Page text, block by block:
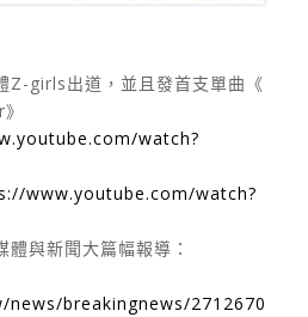
Z-girls出道，並且發首支單曲《
watch?
www.youtube.com/watch?
與新聞大篇幅報導：
breakingnews/2712670